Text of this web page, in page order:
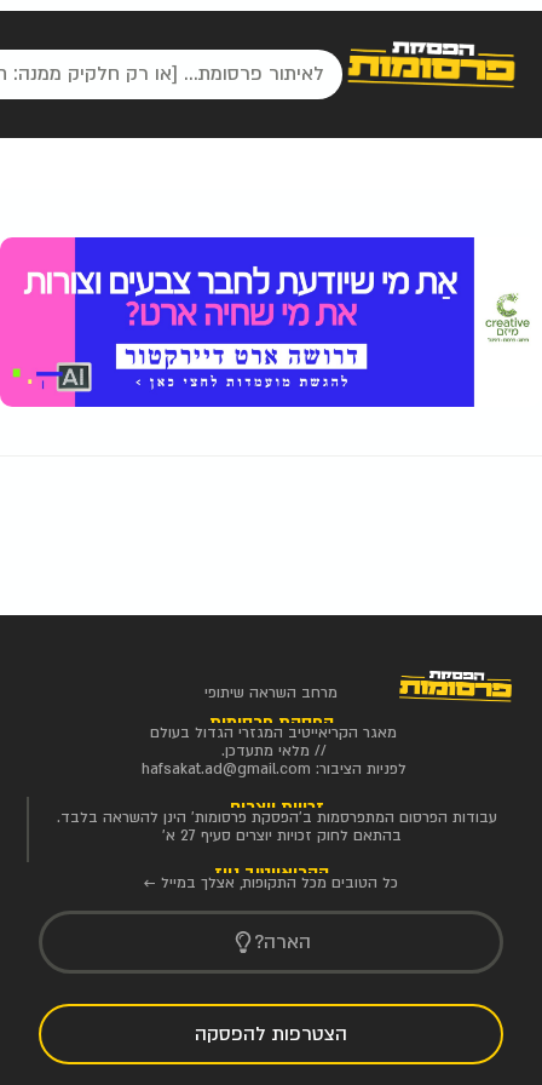
מרחב השראה שיתופי
הפסקת פרסומות
מאגר הקריאייטיב המגזרי הגדול בעולם
// מלאי מתעדכן.
לפניות הציבור: hafsakat.ad@gmail.com
זכויות יוצרים
עבודות הפרסום המתפרסמות ב'הפסקת פרסומות' הינן להשראה בלבד.
בהתאם לחוק זכויות יוצרים סעיף 27 א'
הקריאייטיב ניוז
כל הטובים מכל התקופות, אצלך במייל ←
הארה?
הצטרפות להפסקה